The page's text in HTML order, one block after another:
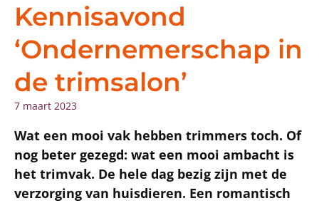
Kennisavond
‘Ondernemerschap in
de trimsalon’
7 maart 2023
Wat een mooi vak hebben trimmers toch. Of
nog beter gezegd: wat een mooi ambacht is
het trimvak. De hele dag bezig zijn met de
verzorging van huisdieren. Een romantisch